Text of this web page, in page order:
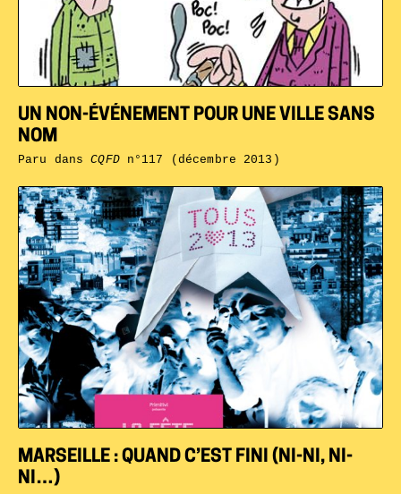
MARSEILLE : QUAND C’EST FINI (NI-NI, NI-
NI…)
UN NON-ÉVÉNEMENT POUR UNE VILLE SANS
NOM
Paru dansCQFDn°117 (décembre 2013)